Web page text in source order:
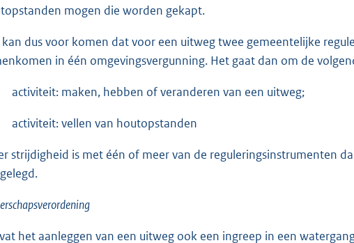
mogen die worden gekapt.
dus voor komen dat voor een uitweg twee gemeentelijke
in één omgevingsvergunning. Het gaat dan om de
activiteit: maken, hebben of veranderen van een uitweg;
activiteit: vellen van houtopstanden
strijdigheid is met één of meer van de reguleringsinstrumenten
het aanleggen van een uitweg ook een ingreep in een